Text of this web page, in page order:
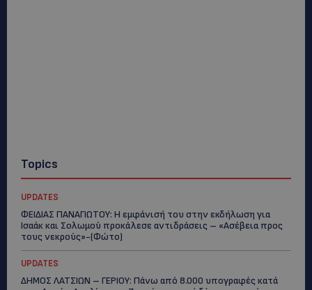
Topics
UPDATES
ΦΕΙΔΙΑΣ ΠΑΝΑΓΙΩΤΟΥ: Η εμφάνισή του στην εκδήλωση για
Ισαάκ και Σολωμού προκάλεσε αντιδράσεις – «Ασέβεια προς
τους νεκρούς»-(Φώτο)
UPDATES
ΔΗΜΟΣ ΛΑΤΣΙΩΝ – ΓΕΡΙΟΥ: Πάνω από 8.000 υπογραφές κατά